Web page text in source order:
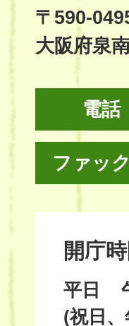
Site
〒590-
大阪府泉
電話
ファッ
開庁
平日
(祝日